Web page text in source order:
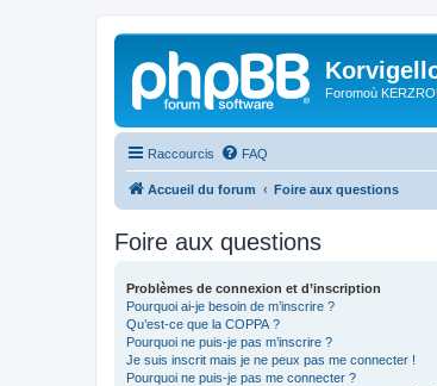
Foromoù
Raccourcis FAQ
Accueil du forum Foire aux questions
Foire aux questions
Problèmes de connexion et d’inscription
Pourquoi ai-je besoin de m’inscrire ?
Qu’est-ce que la COPPA ?
Pourquoi ne puis-je pas m’inscrire ?
Je suis inscrit mais je ne peux pas me connecter !
Pourquoi ne puis-je pas me connecter ?